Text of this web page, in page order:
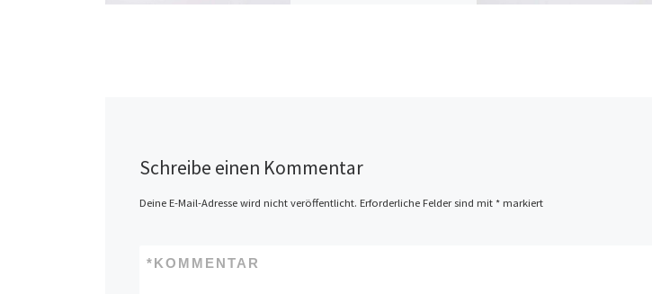
Schreibe einen Kommentar
Deine E-Mail-Adresse wird nicht veröffentlicht. Erforderliche Felder sind mit *markiert
KOMMENTAR
*